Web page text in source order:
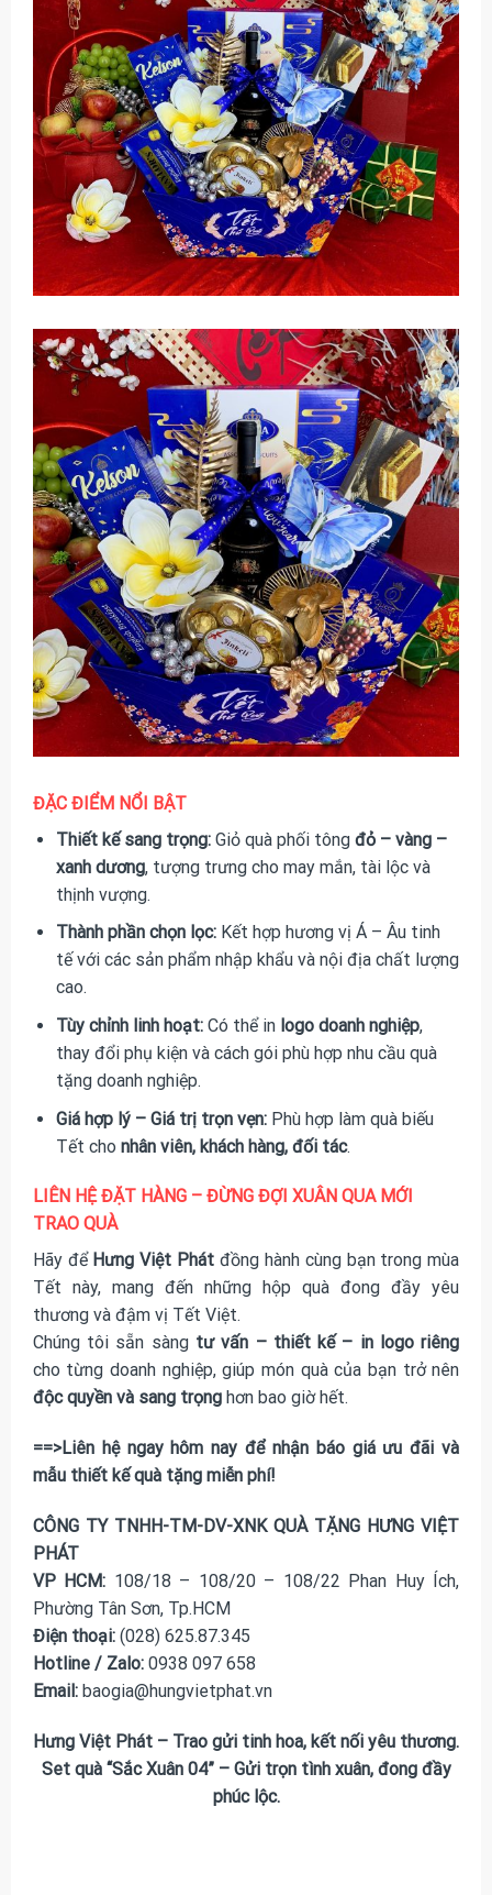
ĐẶC ĐIỂM NỔI BẬT
Thiết kế sang trọng:Giỏ quà phối tông đỏ – vàng –
xanh dương, tượng trưng cho may mắn, tài lộc và
thịnh vượng.
Thành phần chọn lọc:Kết hợp hương vị Á – Âu tinh
tế với các sản phẩm nhập khẩu và nội địa chất lượng
cao.
Tùy chỉnh linh hoạt:Có thể in logo doanh nghiệp,
thay đổi phụ kiện và cách gói phù hợp nhu cầu quà
tặng doanh nghiệp.
Giá hợp lý – Giá trị trọn vẹn:Phù hợp làm quà biếu
Tết cho nhân viên, khách hàng, đối tác.
LIÊN HỆ ĐẶT HÀNG – ĐỪNG ĐỢI XUÂN QUA MỚI
TRAO QUÀ
Hãy để Hưng Việt Phát đồng hành cùng bạn trong mùa
Tết này, mang đến những hộp quà đong đầy yêu
thương và đậm vị Tết Việt.
Chúng tôi sẵn sàng tư vấn – thiết kế – in logo riêng
cho từng doanh nghiệp, giúp món quà của bạn trở nên
độc quyền và sang trọnghơn bao giờ hết.
==>Liên hệ ngay hôm nay để nhận báo giá ưu đãi và
mẫu thiết kế quà tặng miễn phí!
CÔNG TY TNHH-TM-DV-XNK QUÀ TẶNG HƯNG VIỆT
PHÁT
VP HCM: 108/18 – 108/20 – 108/22 Phan Huy Ích,
Phường Tân Sơn, Tp.HCM
Điện thoại:(028) 625.87.345
Hotline / Zalo:0938 097 658
Email: baogia@hungvietphat.vn
Hưng Việt Phát – Trao gửi tinh hoa, kết nối yêu thương.
Set quà “Sắc Xuân 04” – Gửi trọn tình xuân, đong đầy
phúc lộc.